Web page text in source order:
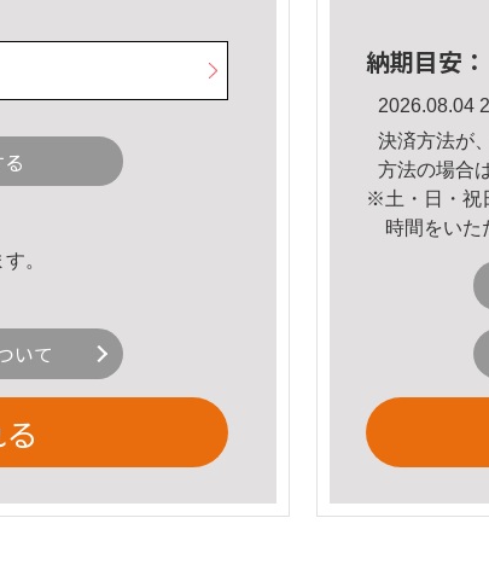
。
いて
納期目安：
2026.08.04
決済方法が
方法の場合
※土・日・祝
時間をいた